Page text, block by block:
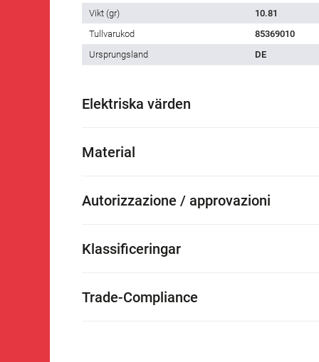
Vikt (gr)
10.81
Tullvarukod
85369010
Ursprungsland
DE
Elektriska värden
Material
Autorizzazione / approvazioni
Klassificeringar
Trade-Compliance